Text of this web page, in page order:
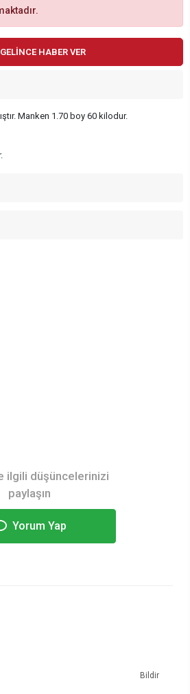
GELİNCE HABER VER
Manken 1.70 boy 60 kilodur.
ilgili düşüncelerinizi
paylaşın
Yorum Yap
Bildir